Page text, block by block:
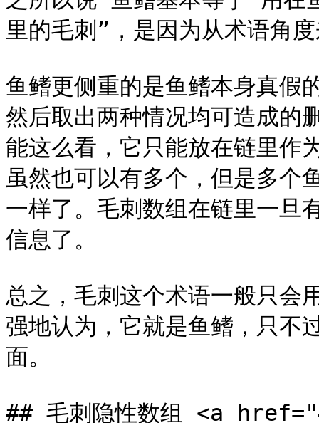
里的毛刺”，是因为从术语角
鱼鳍更侧重的是鱼鳍本身真假
然后取出两种情况均可造成的
能这么看，它只能放在链里作
虽然也可以有多个，但是多个
一样了。毛刺数组在链里一旦
信息了。
总之，毛刺这个术语一般只会
强地认为，它就是鱼鳍，只不
面。
## 毛刺隐性数组 <a